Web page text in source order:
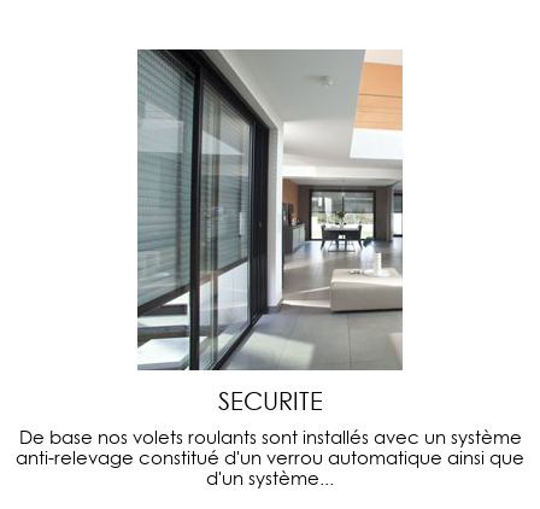
SECURITE
De base nos volets roulants sont installés avec un système
anti-relevage constitué d'un verrou automatique ainsi que
d'un système...